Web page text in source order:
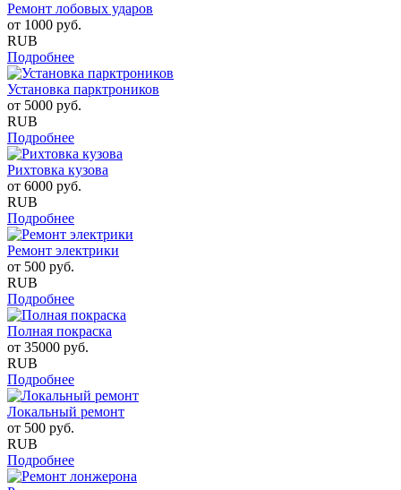
Ремонт лобовых ударов
от 1000 руб.
RUB
Подробнее
Установка парктроников
от 5000 руб.
RUB
Подробнее
Рихтовка кузова
от 6000 руб.
RUB
Подробнее
Ремонт электрики
от 500 руб.
RUB
Подробнее
Полная покраска
от 35000 руб.
RUB
Подробнее
Локальный ремонт
от 500 руб.
RUB
Подробнее